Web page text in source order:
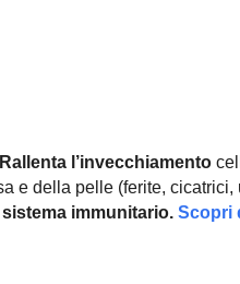
Rallenta l’invecchiamento
e della pelle (ferite,
sistema immunitario.Scopri